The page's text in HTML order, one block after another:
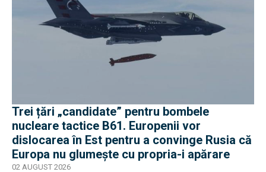
Trei țări „candidate” pentru bombele
nucleare tactice B61. Europenii vor
dislocarea în Est pentru a convinge Rusia că
Europa nu glumește cu propria-i apărare
02 AUGUST 2026